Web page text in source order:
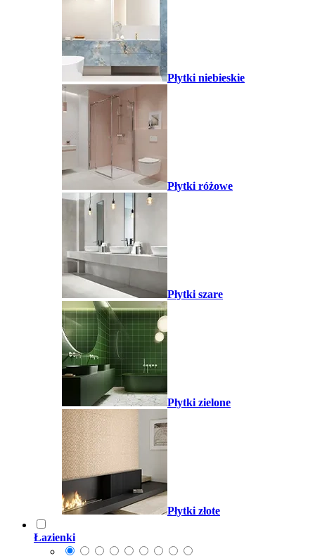
Płytki niebieskie
Płytki różowe
Płytki szare
Płytki zielone
Płytki złote
Łazienki